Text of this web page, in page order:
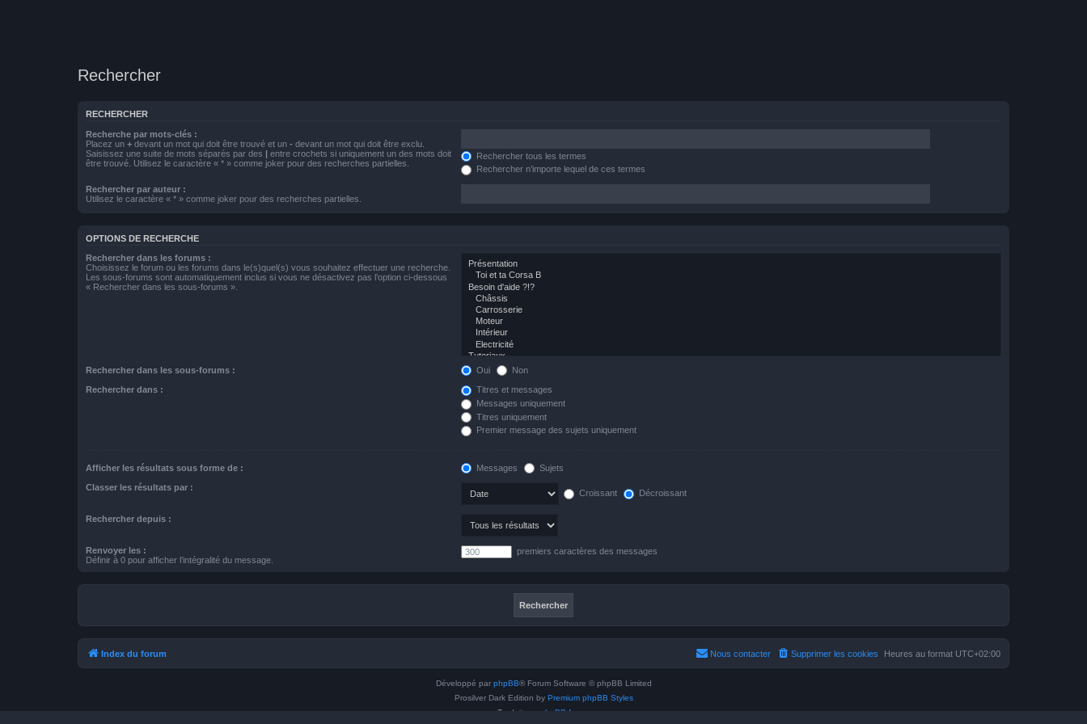
Rechercher
RECHERCHER
Recherche par mots-clés :
Placez un + devant un mot qui doit être trouvé et un - devant un mot qui doit être exclu.
Saisissez une suite de mots séparés par des | entre crochets si uniquement un des mots doit
être trouvé. Utilisez le caractère « * » comme joker pour des recherches partielles.
Rechercher tous les termes
Rechercher n’importe lequel de ces termes
Rechercher par auteur :
Utilisez le caractère « * » comme joker pour des recherches partielles.
OPTIONS DE RECHERCHE
Rechercher dans les forums :
Choisissez le forum ou les forums dans le(s)quel(s) vous souhaitez effectuer une recherche.
Les sous-forums sont automatiquement inclus si vous ne désactivez pas l’option ci-dessous
« Rechercher dans les sous-forums ».
Rechercher dans les sous-forums : Oui Non
Rechercher dans :
Titres et messages
Messages uniquement
Titres uniquement
Premier message des sujets uniquement
Afficher les résultats sous forme de : Messages Sujets
Classer les résultats par :
Croissant Décroissant
Rechercher depuis :
Renvoyer les :
Définir à 0 pour afficher l’intégralité du message.
premiers caractères des messages
Index du forum Heures au format UTC+02:00
Supprimer les cookies
Nous contacter
Développé par phpBB® Forum Software © phpBB Limited
Prosilver Dark Edition by Premium phpBB Styles
Traduit par
phpBB-fr.com